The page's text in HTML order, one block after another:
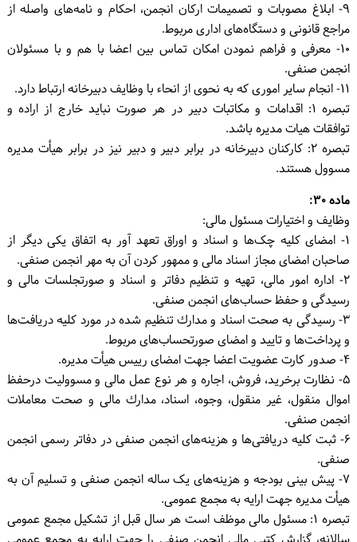
۹- ابلاغ مصوبات و تصمیمات ارکان انجمن، احکام و نامه‌های واصله از
مراجع قانونی و دستگاه‌های اداری مربوط.
۱۰- معرفی و فراهم نمودن امکان تماس بین اعضا با هم و با مسئولان
انجمن صنفی.
۱۱- انجام سایر اموری که به نحوی از انحاء با وظایف دبیرخانه ارتباط دارد.
تبصره ۱: اقدامات و مکاتبات دبیر در هر صورت نباید خارج از اراده و
توافقات هیات مدیره باشد.
تبصره ۲: کارکنان دبیرخانه در برابر دبیر و دبیر نیز در برابر هیأت مدیره
مسوول هستند.
ماده ۳۰:
وظایف و اختیارات مسئول مالی:
۱- امضای کلیه چک‌ها و اسناد و اوراق تعهد آور به اتفاق یکی دیگر از
صاحبان امضای مجاز اسناد مالی و ممهور کردن آن به مهر انجمن صنفی.
۲- اداره امور مالی، تهیه و تنظیم دفاتر و اسناد و صورتجلسات مالی و
رسیدگی و حفظ حساب‌های انجمن صنفی.
۳- رسیدگی به صحت اسناد و مدارك تنظیم شده در مورد کلیه دریافت‌ها
و پرداخت‌ها و تایید و امضای صورتحساب‌های مربوط.
۴- صدور کارت عضویت اعضا جهت امضای رییس هیأت مدیره.
۵- نظارت برخرید، فروش، اجاره و هر نوع عمل مالی و مسوولیت درحفظ
اموال منقول، غیر منقول، وجوه، اسناد، مدارك مالی و صحت معاملات
انجمن صنفی.
۶- ثبت کلیه دریافتی‌ها و هزینه‌های انجمن صنفی در دفاتر رسمی انجمن
صنفی.
۷- پیش بینی بودجه و هزینه‌های یک ساله انجمن صنفی و تسلیم آن به
هیأت مدیره جهت ارایه به مجمع عمومی.
تبصره ۱: مسئول مالی موظف است هر سال قبل از تشکیل مجمع عمومی